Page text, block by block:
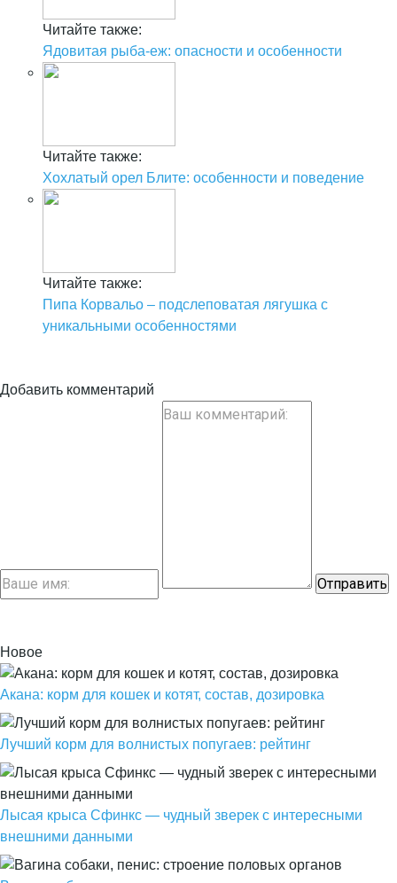
Читайте также:
Ядовитая рыба-еж: опасности и особенности
Читайте также:
Хохлатый орел Блите: особенности и поведение
Читайте также:
Пипа Корвальо – подслеповатая лягушка с
уникальными особенностями
Добавить комментарий
Новое
Акана: корм для кошек и котят, состав, дозировка
Лучший корм для волнистых попугаев: рейтинг
Лысая крыса Сфинкс — чудный зверек с интересными
внешними данными